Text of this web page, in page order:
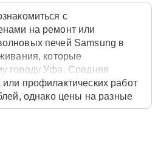
с
на ремонт или
печей Samsung в
которые
городу Уфа. Средняя
профилактических работ
однако цены на разные
различаться. Полную